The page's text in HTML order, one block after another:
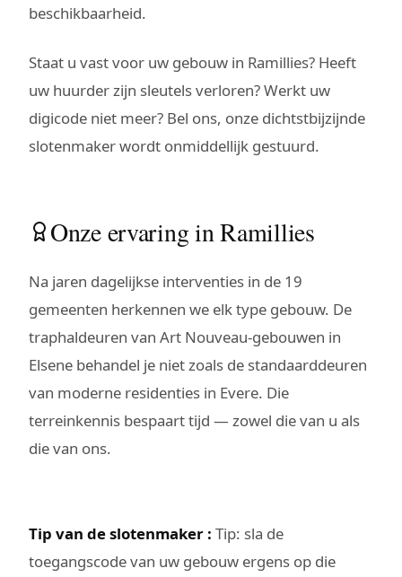
beschikbaarheid.
Staat u vast voor uw gebouw in Ramillies? Heeft
uw huurder zijn sleutels verloren? Werkt uw
digicode niet meer? Bel ons, onze dichtstbijzijnde
slotenmaker wordt onmiddellijk gestuurd.
Onze ervaring in Ramillies
Na jaren dagelijkse interventies in de 19
gemeenten herkennen we elk type gebouw. De
traphaldeuren van Art Nouveau-gebouwen in
Elsene behandel je niet zoals de standaarddeuren
van moderne residenties in Evere. Die
terreinkennis bespaart tijd — zowel die van u als
die van ons.
Tip van de slotenmaker : Tip: sla de
toegangscode van uw gebouw ergens op die